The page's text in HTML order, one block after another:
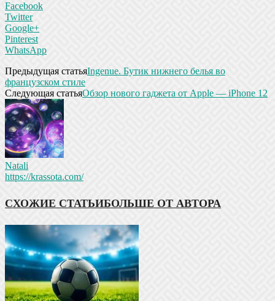
Facebook
Twitter
Google+
Pinterest
WhatsApp
Предыдущая статьяIngenue. Бутик нижнего белья во
французском стиле
Следующая статьяОбзор нового гаджета от Apple — iPhone 12
Natali
https://krassota.com/
СХОЖИЕ СТАТЬИБОЛЬШЕ ОТ АВТОРА